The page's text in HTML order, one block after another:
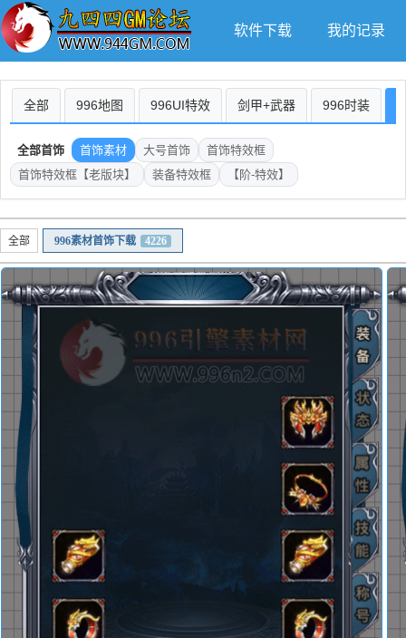
软件下载 我的记录
全部 996地图 996UI特效 剑甲+武器 996时装
全部首饰 首饰素材 大号首饰
首饰特效框
首饰特效框【老版块】
装备特效框 【阶-特效】
全部 996素材首饰下载 4226